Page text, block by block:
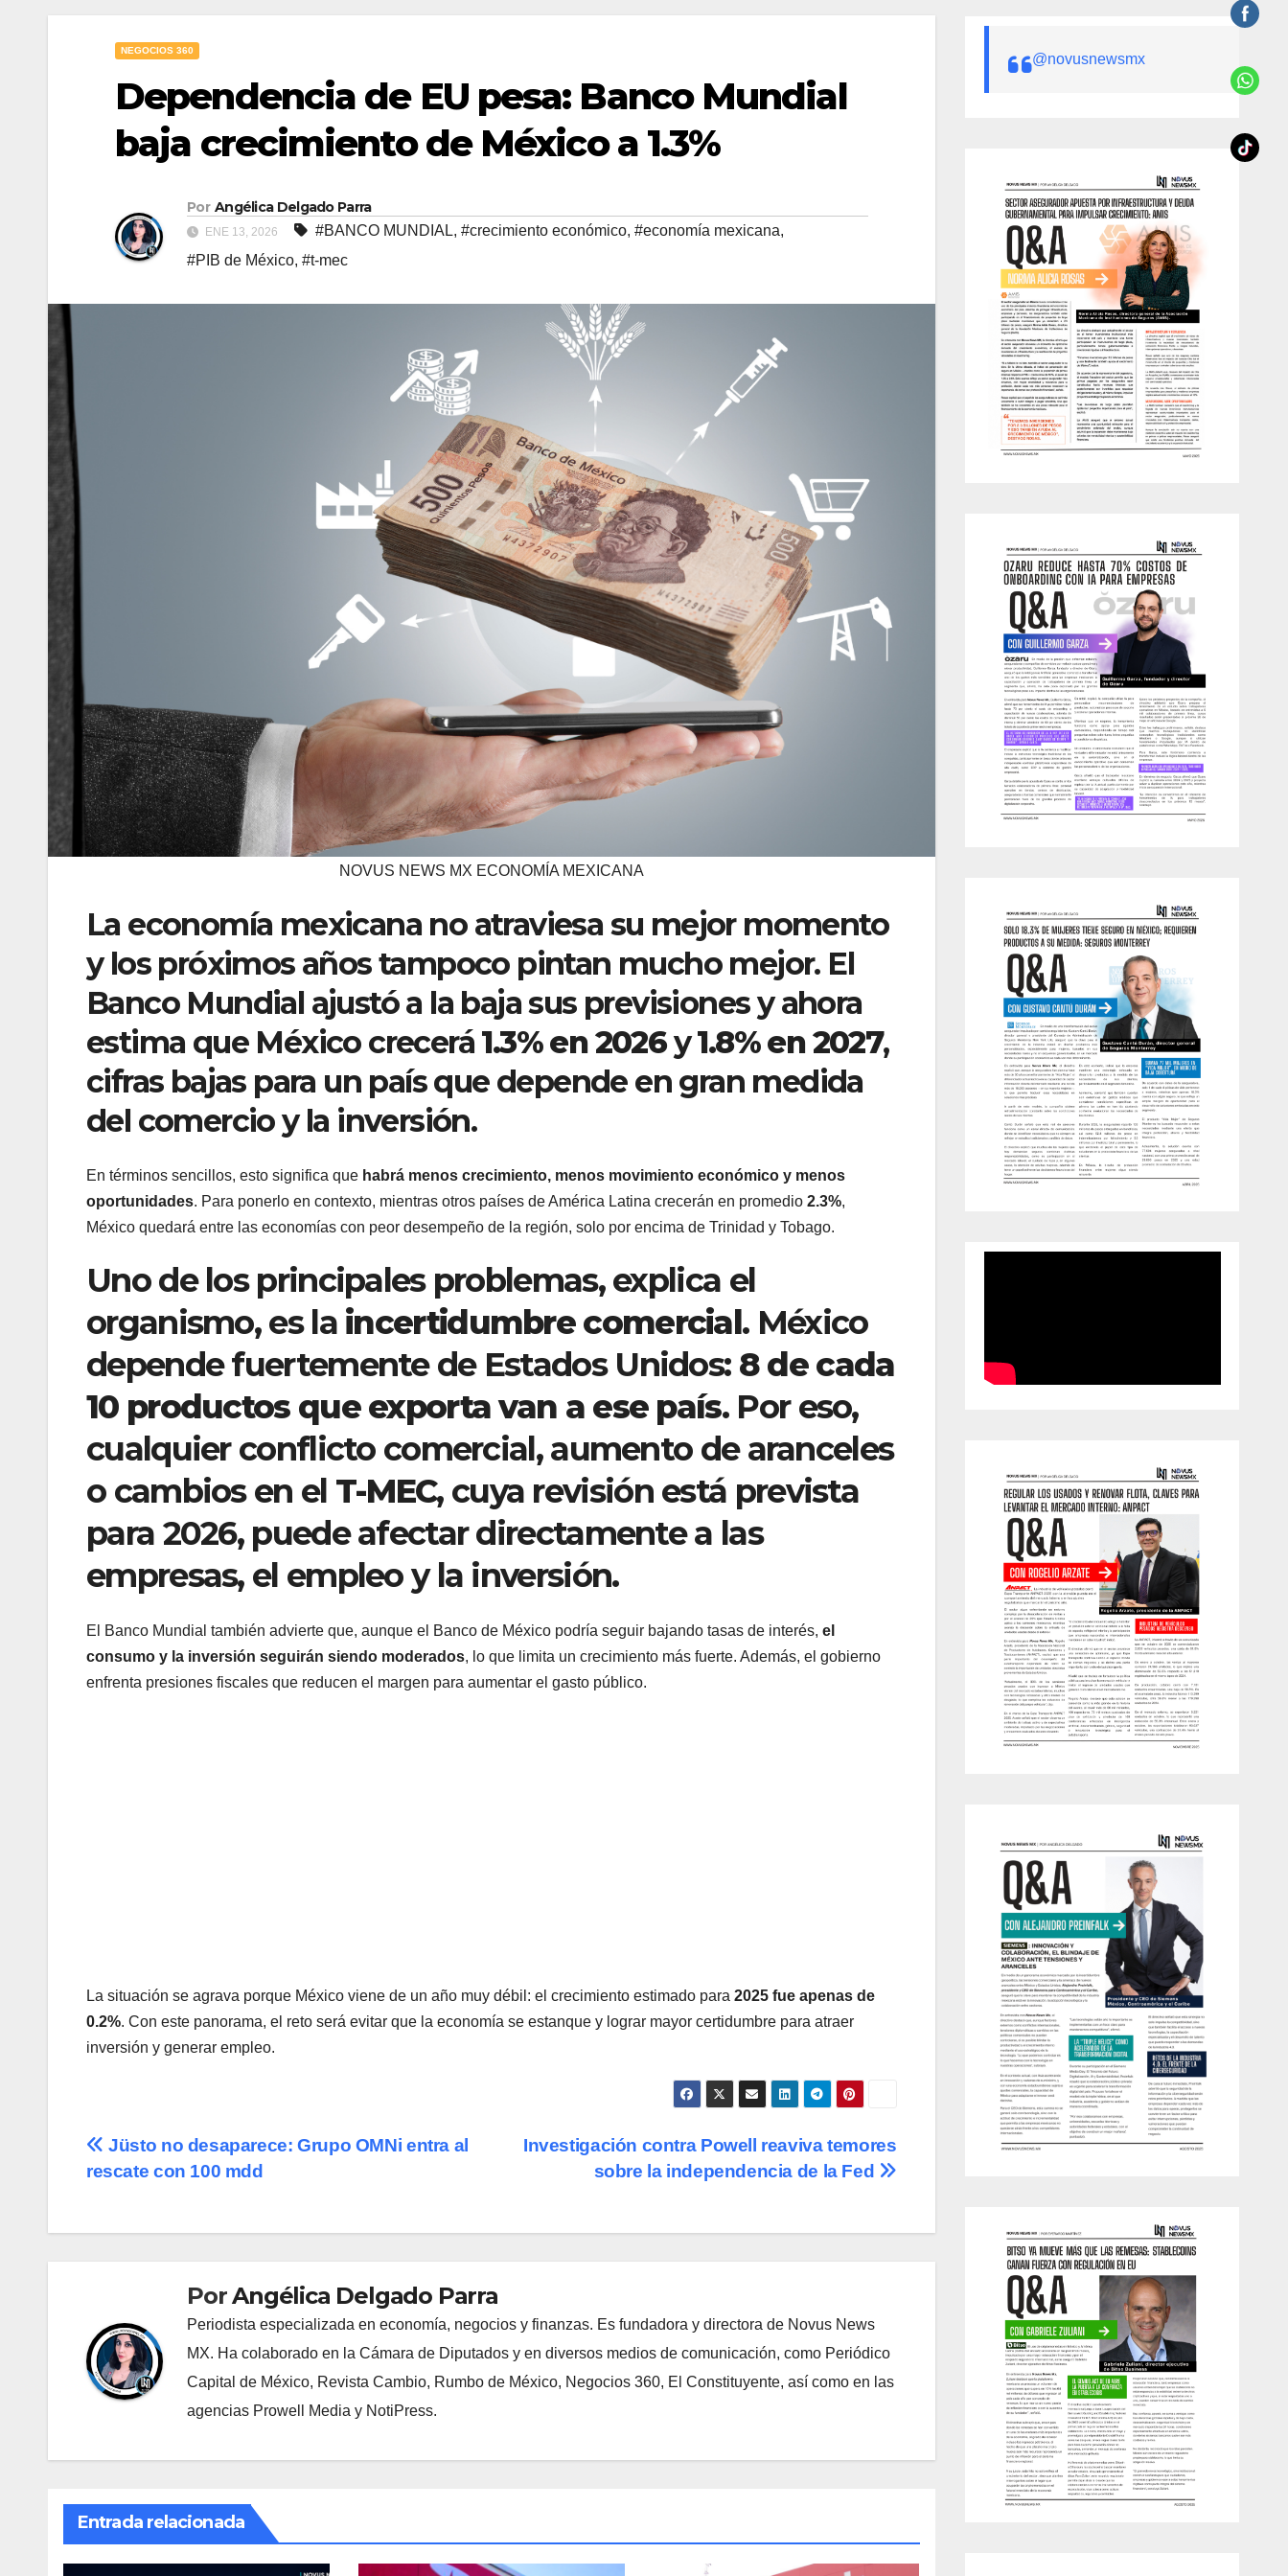
NEGOCIOS 360
Dependencia de EU pesa: Banco Mundial
baja crecimiento de México a 1.3%
Por Angélica Delgado Parra
ENE 13, 2026 #BANCO MUNDIAL, #crecimiento económico, #economía mexicana,
#PIB de México, #t-mec
NOVUS NEWS MX ECONOMÍA MEXICANA
La economía mexicana no atraviesa su mejor momento
y los próximos años tampoco pintan mucho mejor. El
Banco Mundial ajustó a la baja sus previsiones y ahora
estima que México crecerá 1.3% en 2026y1.8% en 2027,
cifras bajas para un país que depende en gran medida
del comercio y la inversión.
En términos sencillos, esto significa que habrá menos crecimiento, menos movimiento económico y menos
oportunidades. Para ponerlo en contexto, mientras otros países de América Latina crecerán en promedio 2.3%,
México quedará entre las economías con peor desempeño de la región, solo por encima de Trinidad y Tobago.
Uno de los principales problemas, explica el
organismo, es la incertidumbre comercial. México
depende fuertemente de Estados Unidos: 8 de cada
10 productos que exporta van a ese país. Por eso,
cualquier conflicto comercial, aumento de aranceles
o cambios en el T-MEC, cuya revisión está prevista
para 2026, puede afectar directamente a las
empresas, el empleo y la inversión.
El Banco Mundial también advierte que, aunque el Banco de México podría seguir bajando tasas de interés, el
consumo y la inversión seguirán siendo moderados, lo que limita un crecimiento más fuerte. Además, el gobierno
enfrenta presiones fiscales que reducen el margen para aumentar el gasto público.
La situación se agrava porque México viene de un año muy débil: el crecimiento estimado para 2025 fue apenas de
0.2%. Con este panorama, el reto será evitar que la economía se estanque y lograr mayor certidumbre para atraer
inversión y generar empleo.
Navegación
entradas
Investigación contra Powell reaviva temores
sobre la independencia de la Fed
Jüsto no desaparece: Grupo OMNi entra al
rescate con 100 mdd
PorAngélica Delgado Parra
Periodista especializada en economía, negocios y finanzas. Es fundadora y directora de Novus News
MX. Ha colaborado en la Cámara de Diputados y en diversos medios de comunicación, como Periódico
Capital de México, Revista Cambio, Rumbo de México, Negocios 360, El Constituyente, así como en las
agencias Prowell Media y NotiPress.
Entrada relacionada
@novusnewsmx